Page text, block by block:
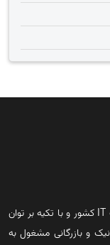
شرکت ستاک فناوری ویرا در راستای گسترش صنعت IT کشور و با تکیه بر توان
و بازرگانی مشغول به